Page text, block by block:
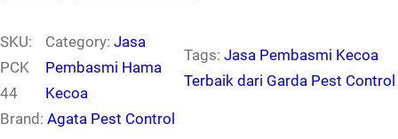
a
n
t
i
SKU:
PCK
44
Category: Jasa
Pembasmi Hama
Kecoa
Tags:Jasa Pembasmi Kecoa
Terbaik dari Garda Pest Control
Brand: Agata Pest Control